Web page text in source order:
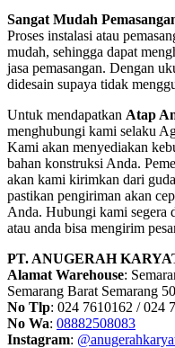
Sangat Mudah
Proses instalasi atau
mudah, sehingga dapat
jasa pemasangan. Dengan
didesain supaya tidak
Untuk mendapatkan Atap
menghubungi kami selaku
Kami akan menyediakan
bahan konstruksi Anda.
akan kami kirimkan dari
pastikan pengiriman akan
Anda. Hubungi kami segera
atau anda bisa mengirim
PT. ANUGERAH
Alamat Warehouse:
Semarang Barat Semarang
No Tlp: 024 7610162 / 024
No Wa: 08882508083
Instagram: